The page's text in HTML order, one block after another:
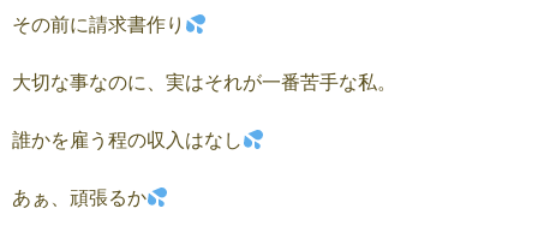
その前に請求書作り
大切な事なのに、実はそれが一番苦手な私。
誰かを雇う程の収入はなし
あぁ、頑張るか